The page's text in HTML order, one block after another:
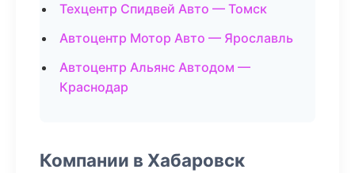
Техцентр Спидвей Авто — Томск
Автоцентр Мотор Авто — Ярославль
Автоцентр Альянс Автодом —
Краснодар
Компании в Хабаровск